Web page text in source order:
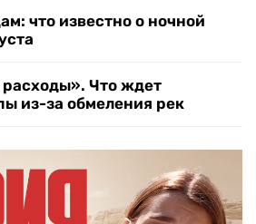
что известно о ночной
Что ждет
из-за обмеления рек